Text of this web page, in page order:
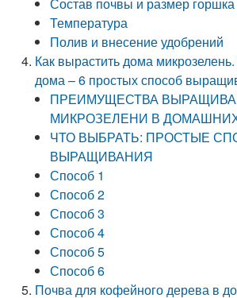
Температура
Полив и внесение удобрений
Как вырастить дома
дома – 6 простых способ
ПРЕИМУЩЕСТВА
МИКРОЗЕЛЕНИ В
ЧТО ВЫБРАТЬ: ПРОСТЫЕ
ВЫРАЩИВАНИЯ
Способ 1
Способ 2
Способ 3
Способ 4
Способ 5
Способ 6
Почва для кофейного дерева в